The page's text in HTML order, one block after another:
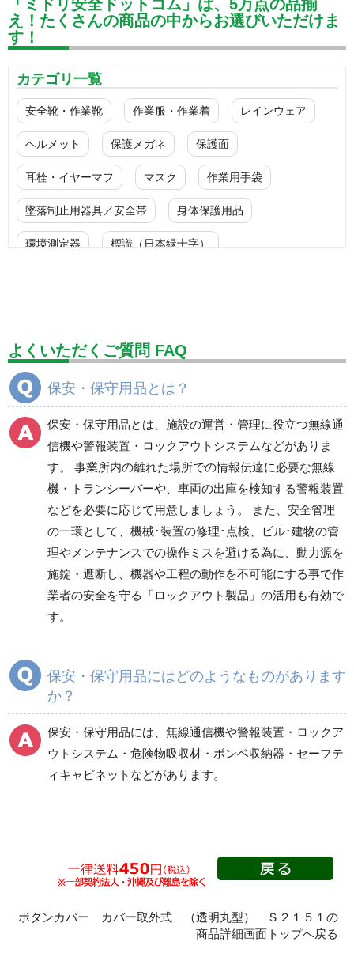
「ミドリ安全ドットコム」は、5万点の品揃
え！たくさんの商品の中からお選びいただけま
す！
カテゴリ一覧
安全靴・作業靴 作業服・作業着 レインウェア
ヘルメット 保護メガネ 保護面
耳栓・イヤーマフ マスク 作業用手袋
墜落制止用器具／安全帯 身体保護用品
環境測定器 標識（日本緑十字）
設備用品・作業補助用品 工事作業用品
分煙対策機器
電気保守用品 ワイパー クリーンルーム対策用品
防災グッズ（防災セット） 救急医療品
健康管理器具 季節商品 ウイルス対策用品
商品カテゴリ一覧
無線通信機 危険信号・警報装置
ロックアウトシステム
危険物吸収材（油・酸
ボンベ収納器 その他
よくいただくご質問 FAQ
保安・保守用品とは？
保安・保守用品とは、施設の運営・管理に役立つ無線通
信機や警報装置・ロックアウトシステムなどがありま
す。 事業所内の離れた場所での情報伝達に必要な無線
機・トランシーバーや、車両の出庫を検知する警報装置
などを必要に応じて用意しましょう。 また、安全管理
の一環として、機械･装置の修理･点検、ビル･建物の管
理やメンテナンスでの操作ミスを避ける為に、動力源を
施錠・遮断し、機器や工程の動作を不可能にする事で作
業者の安全を守る「ロックアウト製品」の活用も有効で
す。
保安・保守用品にはどのようなものがあります
か？
保安・保守用品には、無線通信機や警報装置・ロックア
ウトシステム・危険物吸収材・ボンベ収納器・セーフテ
ィキャビネットなどがあります。
ボタンカバー カバー取外式 （透明丸型） Ｓ２１５１の
商品詳細画面トップへ戻る